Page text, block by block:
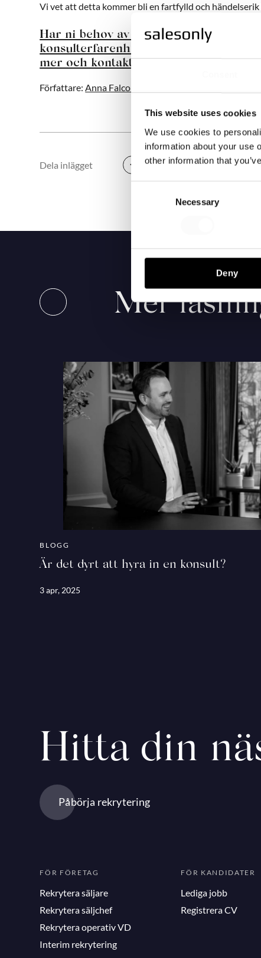
This website uses cookies
We use cookies to
information about your use
other information that
Necessary
Deny
Vi vet att detta kommer bli en fartfylld och händelserik
Har ni behov av en säljkonsult? Vi har
konsulterfarenhet i vårt nätverk som
mer och kontakta oss direkt här!
Författare:Anna Falconer
Dela inlägget
Mer
BLOGG
Är det dyrt att hyra in en konsult?
3 apr, 2025
Hitta din
Påbörja rekrytering
FÖR FÖRETAG
Rekrytera säljare
Rekrytera säljchef
Rekrytera operativ VD
Interim rekrytering
FÖR KANDIDATER
Lediga jobb
Registrera CV